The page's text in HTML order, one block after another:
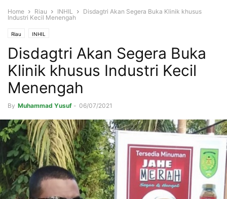
Home Riau INHIL
Disdagtri Akan Segera Buka Klinik khusus
Industri Kecil Menengah
Riau INHIL
Disdagtri Akan Segera Buka
Klinik khusus Industri Kecil
Menengah
By Muhammad Yusuf - 06/07/2021